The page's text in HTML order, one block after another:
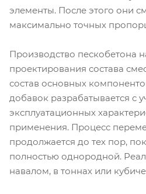
элементы. После этого они
максимально точных
Производство пескобетона
проектирования состава
состав основных
добавок разрабатывается с
эксплуатационных
применения. Процесс
продолжается до тех пор,
полностью однородной.
навалом, в тоннах или